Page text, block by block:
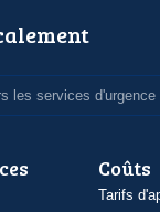
les services d'urgence
Coûts
Tarifs